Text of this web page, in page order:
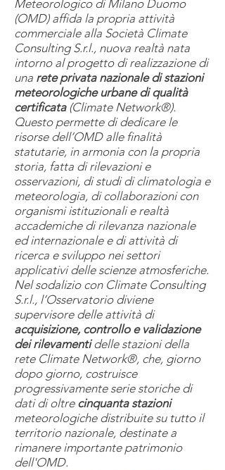
Meteorologico di Milano Duomo
(OMD) affida la propria attività
commerciale alla Società Climate
Consulting S.r.l., nuova realtà nata
intorno al progetto di realizzazione di
una rete privata nazionale di stazioni
meteorologiche urbane di qualità
certificata(Climate Network®).
Questo permette di dedicare le
risorse dell’OMD alle finalità
statutarie, in armonia con la propria
storia, fatta di rilevazioni e
osservazioni, di studi di climatologia e
meteorologia, di collaborazioni con
organismi istituzionali e realtà
accademiche di rilevanza nazionale
ed internazionale e di attività di
ricerca e sviluppo nei settori
applicativi delle scienze atmosferiche.
Nel sodalizio con Climate Consulting
S.r.l., l’Osservatorio diviene
supervisore delle attività di
acquisizione, controllo e validazione
dei rilevamentidelle stazioni della
rete Climate Network®, che, giorno
dopo giorno, costruisce
progressivamente serie storiche di
dati di oltre cinquanta stazioni
meteorologiche distribuite su tutto il
territorio nazionale, destinate a
rimanere importante patrimonio
dell'OMD.